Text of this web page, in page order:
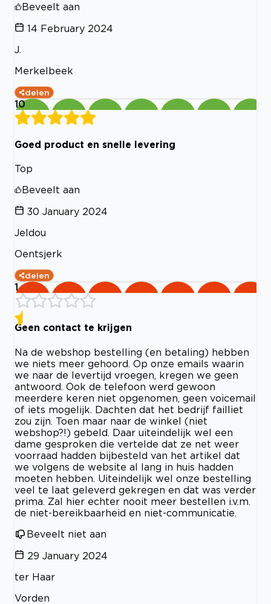
Beveelt aan
14 February 2024
J.
Merkelbeek
delen
10
Goed product en snelle levering
Top
Beveelt aan
30 January 2024
Jeldou
Oentsjerk
delen
1
Geen contact te krijgen
Na de webshop bestelling (en betaling) hebben
we niets meer gehoord. Op onze emails waarin
we naar de levertijd vroegen, kregen we geen
antwoord. Ook de telefoon werd gewoon
meerdere keren niet opgenomen, geen voicemail
of iets mogelijk. Dachten dat het bedrijf failliet
zou zijn. Toen maar naar de winkel (niet
webshop?!) gebeld. Daar uiteindelijk wel een
dame gesproken die vertelde dat ze net weer
voorraad hadden bijbesteld van het artikel dat
we volgens de website al lang in huis hadden
moeten hebben. Uiteindelijk wel onze bestelling
veel te laat geleverd gekregen en dat was verder
prima. Zal hier echter nooit meer bestellen i.v.m.
de niet-bereikbaarheid en niet-communicatie.
Beveelt niet aan
29 January 2024
ter Haar
Vorden